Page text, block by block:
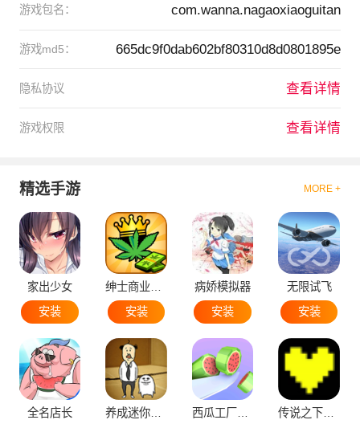
游戏包名： com.wanna.nagaoxiaoguitan
游戏md5： 665dc9f0dab602bf80310d8d0801895e
隐私协议 查看详情
游戏权限 查看详情
精选手游 MORE +
家出少女
安装
安装
病娇模拟器
安装
无限试飞
安装
全名店长